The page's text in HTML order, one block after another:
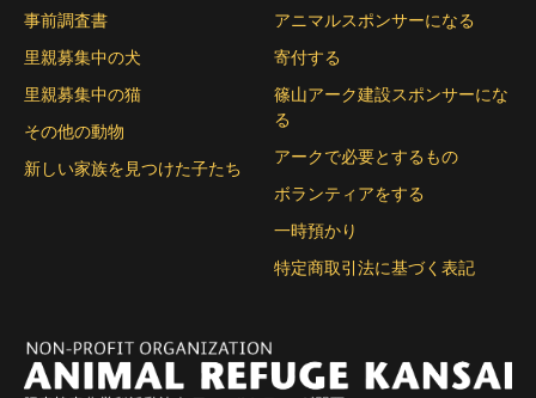
事前調査書
里親募集中の犬
里親募集中の猫
その他の動物
新しい家族を見つけた子たち
アニマルスポンサーになる
寄付する
篠山アーク建設スポンサーにな
る
アークで必要とするもの
ボランティアをする
一時預かり
特定商取引法に基づく表記